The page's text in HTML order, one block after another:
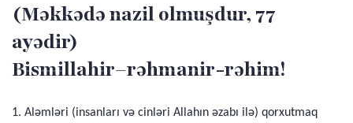
(Məkkədə nazil olmuşdur, 77
ayədir)
Bismillahir–rəhmanir-rəhim!
1. Aləmləri (insanları və cinləri Allahın əzabı ilə) qorxutmaq